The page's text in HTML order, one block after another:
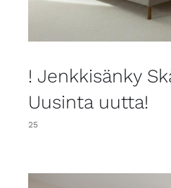
! Jenkkisänky
Uusinta uutta!
25